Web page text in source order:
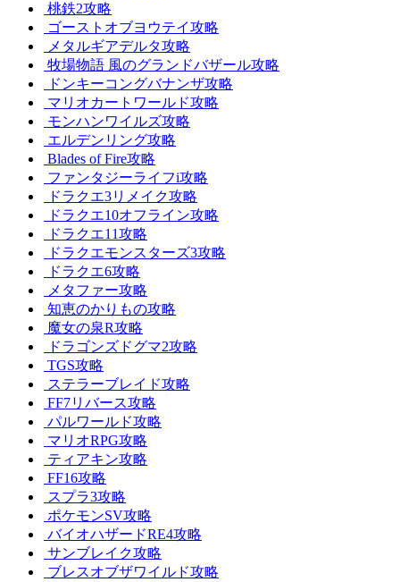
桃鉄2攻略
ゴーストオブヨウテイ攻略
メタルギアデルタ攻略
牧場物語 風のグランドバザール攻略
ドンキーコングバナンザ攻略
マリオカートワールド攻略
モンハンワイルズ攻略
エルデンリング攻略
Blades of Fire攻略
ファンタジーライフi攻略
ドラクエ3リメイク攻略
ドラクエ10オフライン攻略
ドラクエ11攻略
ドラクエモンスターズ3攻略
ドラクエ6攻略
メタファー攻略
知恵のかりもの攻略
魔女の泉R攻略
ドラゴンズドグマ2攻略
TGS攻略
ステラーブレイド攻略
FF7リバース攻略
パルワールド攻略
マリオRPG攻略
ティアキン攻略
FF16攻略
スプラ3攻略
ポケモンSV攻略
バイオハザードRE4攻略
サンブレイク攻略
ブレスオブザワイルド攻略